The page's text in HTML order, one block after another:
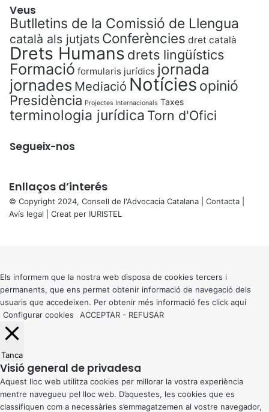
Veus
Butlletins de la Comissió de Llengua
català als jutjats Conferències dret català
Drets Humans drets lingüístics
Formació formularis jurídics jornada
jornades Mediació Notícies opinió
Presidència Projectes Internacionals Taxes
terminologia jurídica Torn d'Ofici
Segueix-nos
Enllaços d’interés
© Copyright 2024, Consell de l'Advocacia Catalana | Contacta
Avís legal | Creat per IURISTEL
button
Els informem que la nostra web disposa de cookies tercers i
permanents, que ens permet obtenir informació de navegació dels
usuaris que accedeixen. Per obtenir més informació fes click aquí
Configurar cookies
ACCEPTAR - REFUSAR
Tanca
Visió general de privadesa
Aquest lloc web utilitza cookies per millorar la vostra experiència
mentre navegueu pel lloc web. D’aquestes, les cookies que es
classifiquen com a necessàries s’emmagatzemen al vostre navegador,